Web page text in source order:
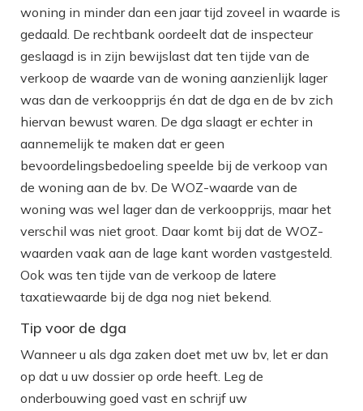
woning in minder dan een jaar tijd zoveel in waarde is
gedaald. De rechtbank oordeelt dat de inspecteur
geslaagd is in zijn bewijslast dat ten tijde van de
verkoop de waarde van de woning aanzienlijk lager
was dan de verkoopprijs én dat de dga en de bv zich
hiervan bewust waren. De dga slaagt er echter in
aannemelijk te maken dat er geen
bevoordelingsbedoeling speelde bij de verkoop van
de woning aan de bv. De WOZ-waarde van de
woning was wel lager dan de verkoopprijs, maar het
verschil was niet groot. Daar komt bij dat de WOZ-
waarden vaak aan de lage kant worden vastgesteld.
Ook was ten tijde van de verkoop de latere
taxatiewaarde bij de dga nog niet bekend.
Tip voor de dga
Wanneer u als dga zaken doet met uw bv, let er dan
op dat u uw dossier op orde heeft. Leg de
onderbouwing goed vast en schrijf uw